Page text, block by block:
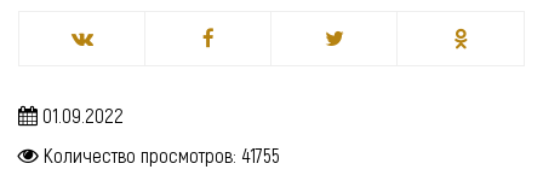
01.09.2022
Количество просмотров: 41755